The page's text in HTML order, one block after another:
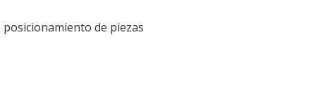
de piezas